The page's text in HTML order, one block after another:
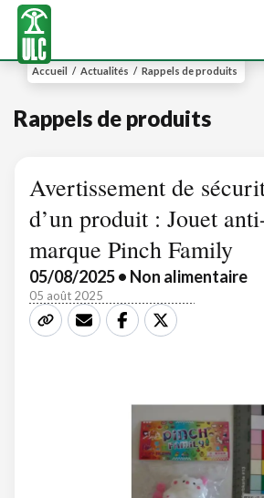
Accueil / Actualités / Rappels de produits
Rappels de produits
Avertissement de
d’un produit : Jouet
marque Pinch Family
05/08/2025 • Non alimentaire
05 août 2025